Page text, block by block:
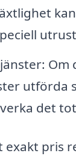
Om
utförda
det
exakt pris